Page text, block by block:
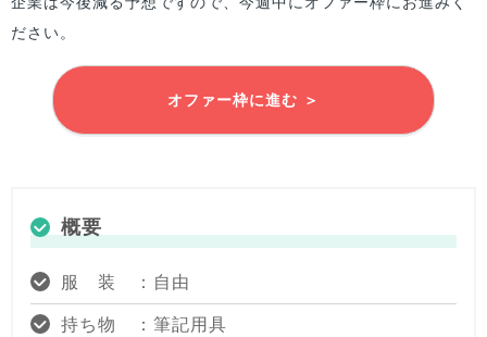
ださい。
オファー枠に進む ＞
概要
服 装 ：自由
持ち物 ：筆記用具